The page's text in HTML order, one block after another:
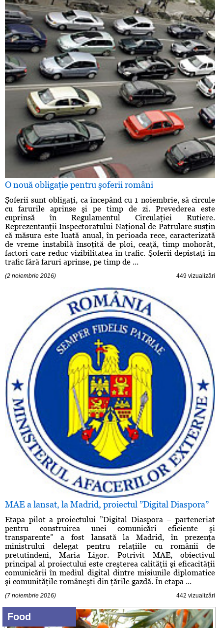
O nouă obligaţie pentru şoferii români
Şoferii sunt obligaţi, ca începând cu 1 noiembrie, să circule
cu farurile aprinse şi pe timp de zi. Prevederea este
cuprinsă în Regulamentul Circulaţiei Rutiere.
Reprezentanţii Inspectoratului Naţional de Patrulare susţin
că măsura este luată anual, în perioada rece, caracterizată
de vreme instabilă însoţită de ploi, ceaţă, timp mohorât,
factori care reduc vizibilitatea în trafic. Şoferii depistaţi în
trafic fără faruri aprinse, pe timp de ...
(2 noiembrie 2016) 449 vizualizări
MAE a lansat, la Madrid, proiectul ”Digital Diaspora”
Etapa pilot a proiectului ”Digital Diaspora – parteneriat
pentru construirea unei comunicări eficiente şi
transparente” a fost lansată la Madrid, în prezenţa
ministrului delegat pentru relaţiile cu românii de
pretutindeni, Maria Ligor. Potrivit MAE, obiectivul
principal al proiectului este creşterea calităţii şi eficacităţii
comunicării în mediul digital dintre misiunile diplomatice
şi comunităţile româneşti din ţările gazdă. În etapa ...
(7 noiembrie 2016) 442 vizualizări
Food